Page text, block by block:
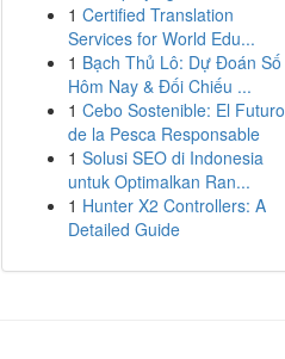
1 Certified Translation
Services for World Edu...
1 Bạch Thủ Lô: Dự Đoán Số
Hôm Nay & Đối Chiếu ...
1 Cebo Sostenible: El Futuro
de la Pesca Responsable
1 Solusi SEO di Indonesia
untuk Optimalkan Ran...
1 Hunter X2 Controllers: A
Detailed Guide